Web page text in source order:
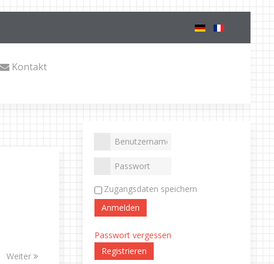
Kontakt
Weiter
Zugangsdaten speichern
Anmelden
Passwort vergessen
Registrieren